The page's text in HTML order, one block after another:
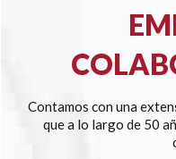
Contamos con una
que a lo largo de 50